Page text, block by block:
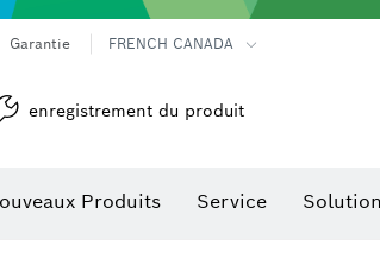
Garantie FRENCH CANADA
enregistrement du produit
Produits Service